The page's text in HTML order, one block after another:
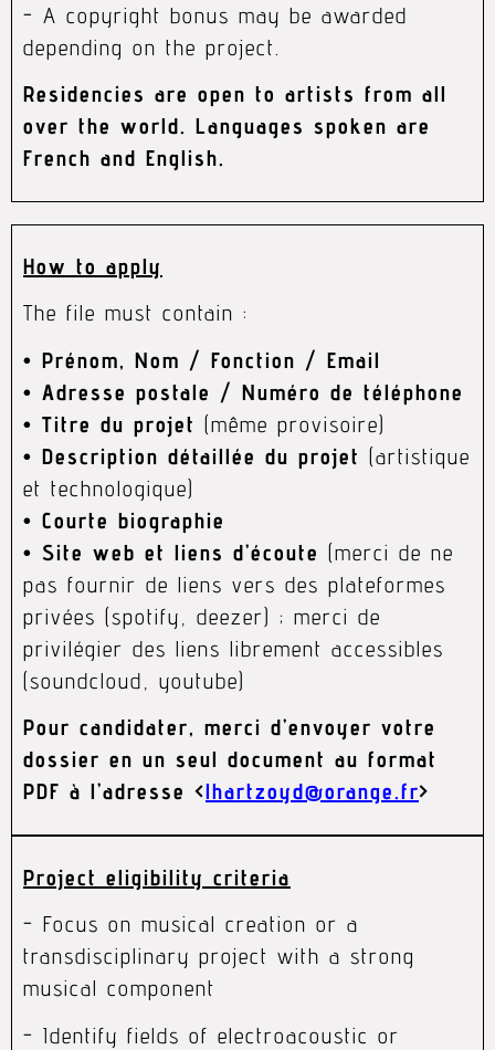
- A copyright bonus may be awarded
depending on the project.
Residencies are open to artists from all
over the world. Languages spoken are
French and English.
How to apply
The file must contain :
• Prénom, Nom / Fonction / Email
• Adresse postale / Numéro de téléphone
• Titre du projet (même provisoire)
• Description détaillée du projet (artistique
et technologique)
• Courte biographie
• Site web et liens d’écoute (merci de ne
pas fournir de liens vers des plateformes
privées (spotify, deezer) ; merci de
privilégier des liens librement accessibles
(soundcloud, youtube)
Pour candidater, merci d’envoyer votre
dossier en un seul document au format
PDF à l’adresse <lhartzoyd@orange.fr>
Project eligibility criteria
- Focus on musical creation or a
transdisciplinary project with a strong
musical component
- Identify fields of electroacoustic or